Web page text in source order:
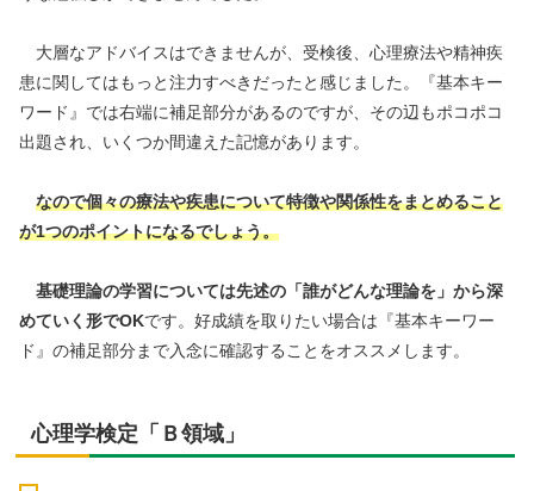
大層なアドバイスはできませんが、受検後、心理療法や精神疾
患に関してはもっと注力すべきだったと感じました。『基本キー
ワード』では右端に補足部分があるのですが、その辺もポコポコ
出題され、いくつか間違えた記憶があります。
なので個々の療法や疾患について特徴や関係性をまとめること
が1つのポイントになるでしょう。
基礎理論の学習については先述の「誰がどんな理論を」から深
めていく形でOKです。好成績を取りたい場合は『基本キーワー
ド』の補足部分まで入念に確認することをオススメします。
心理学検定「Ｂ領域」